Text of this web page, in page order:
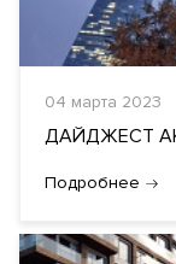
04 марта 2023
ДАЙДЖЕСТ
Подробнее